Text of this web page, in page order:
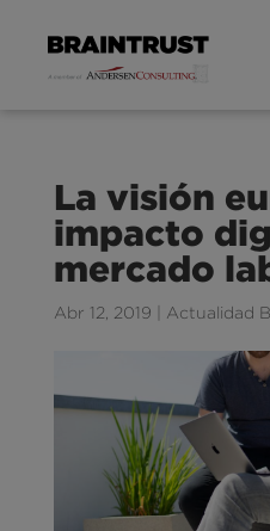
La visión
impacto
mercado
Abr 12, 2019 Actualidad